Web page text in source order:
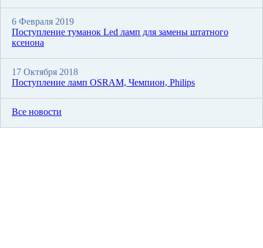
6 Февраля 2019
Поступление туманок Led ламп для замены штатного
ксенона
17 Октября 2018
Поступление ламп OSRAM, Чемпион, Philips
Все новости